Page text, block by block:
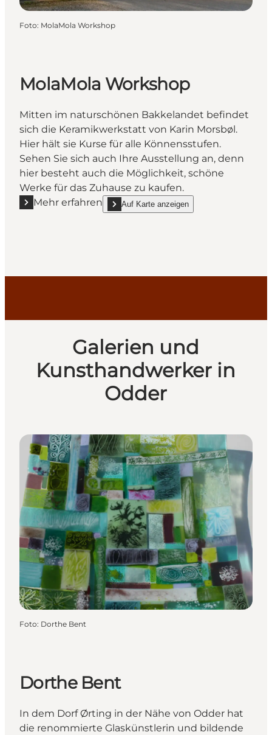
Foto: MolaMola Workshop
MolaMola Workshop
Mitten im naturschönen Bakkelandet befindet
sich die Keramikwerkstatt von Karin Morsbøl.
Hier hält sie Kurse für alle Könnensstufen.
Sehen Sie sich auch Ihre Ausstellung an, denn
hier besteht auch die Möglichkeit, schöne
Werke für das Zuhause zu kaufen.
Mehr erfahren
Mehr erfahren "MolaMola Workshop"
Auf Karte anzeigen
show MolaMola Workshop on_map
Galerien und
Kunsthandwerker in
Odder
Foto: Dorthe Bent
Dorthe Bent
In dem Dorf Ørting in der Nähe von Odder hat
die renommierte Glaskünstlerin und bildende